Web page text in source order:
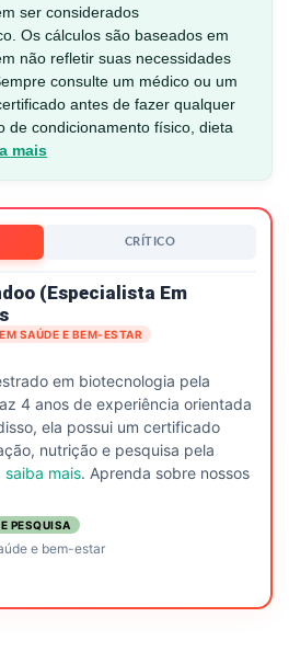
ser considerados
Os cálculos são baseados em
não refletir suas necessidades
consulte um médico ou um
antes de fazer qualquer
de condicionamento físico, dieta
mais
CRÍTICO
(especialista Em
SAÚDE E BEM-ESTAR
em biotecnologia pela
4 anos de experiência orientada
ela possui um certificado
nutrição e pesquisa pela
saiba mais. Aprenda sobre nossos
PESQUISA
e bem-estar